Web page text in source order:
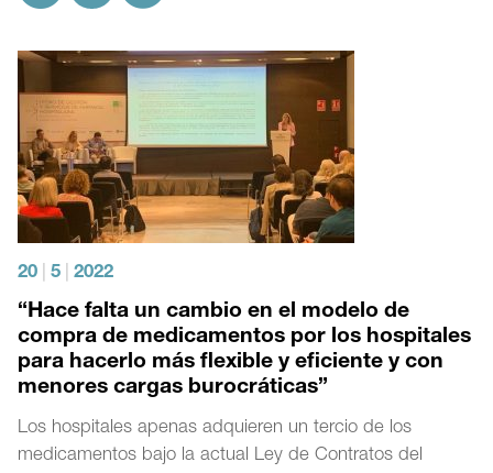
20 5 2022
“Hace falta un cambio en el modelo de
compra de medicamentos por los hospitales
para hacerlo más flexible y eficiente y con
menores cargas burocráticas”
Los hospitales apenas adquieren un tercio de los
medicamentos bajo la actual Ley de Contratos del